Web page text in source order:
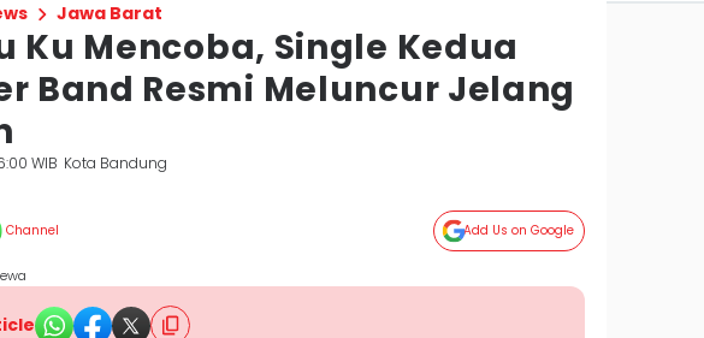
Jawa Barat
Ku Mencoba, Single Kedua
Band Resmi Meluncur Jelang
WIB Kota Bandung
Channel Add Us on Google